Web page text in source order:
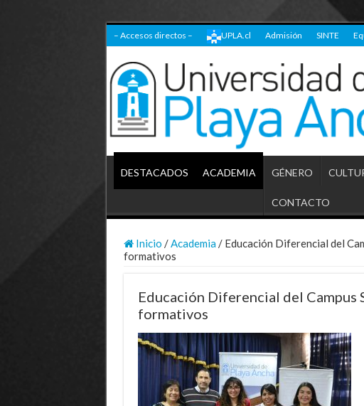
– Accesos directos – UPLA.cl Admisión SINTE
DESTACADOS ACADEMIA GÉNERO
CONTACTO
Inicio / Academia / Educación Diferencial del
formativos
Educación Diferencial del
formativos